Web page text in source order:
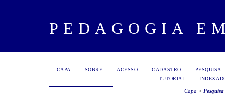
PEDAGOGIA
CAPA SOBRE ACESSO CADASTRO
PESQUISA
TUTORIAL
Capa > Pesquisa